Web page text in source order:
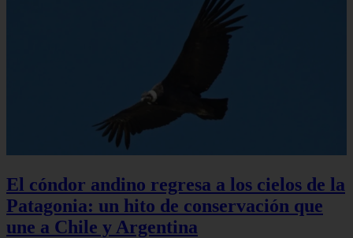
El cóndor andino regresa a los cielos de la
Patagonia: un hito de conservación que
une a Chile y Argentina